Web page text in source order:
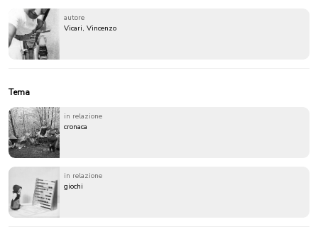
autore
Vicari, Vincenzo
Tema
in relazione
cronaca
in relazione
giochi